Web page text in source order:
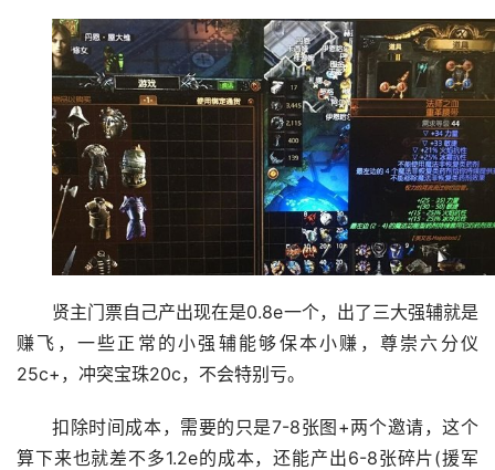
贤主门票自己产出现在是0.8e一个，出了三大强辅就是
赚飞，一些正常的小强辅能够保本小赚，尊崇六分仪
25c+，冲突宝珠20c，不会特别亏。
扣除时间成本，需要的只是7-8张图+两个邀请，这个
算下来也就差不多1.2e的成本，还能产出6-8张碎片(援军